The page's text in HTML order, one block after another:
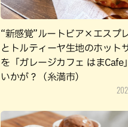
“新感覚”ルートビア×エスプ
とトルティーヤ生地のホット
を「ガレージカフェ はまCafe
いかが？（糸満市）